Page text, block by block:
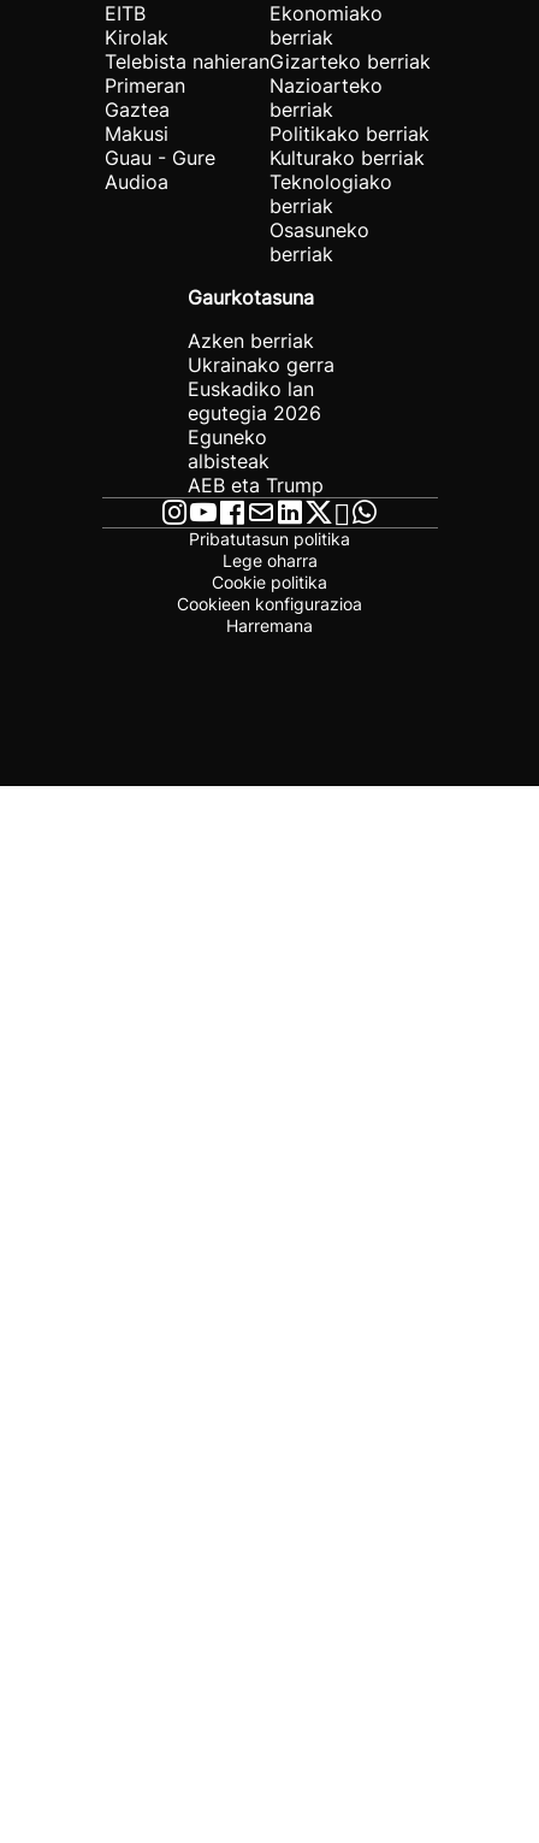
EITB
Kirolak
Telebista nahieran
Primeran
Gaztea
Makusi
Guau - Gure
Audioa
Ekonomiako
berriak
Gizarteko berriak
Nazioarteko
berriak
Politikako berriak
Kulturako berriak
Teknologiako
berriak
Osasuneko
berriak
Gaurkotasuna
Azken berriak
Ukrainako gerra
Euskadiko lan
egutegia 2026
Eguneko
albisteak
AEB eta Trump
Pribatutasun politika
Lege oharra
Cookie politika
Cookieen konfigurazioa
Harremana